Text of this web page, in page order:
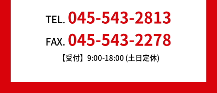
TEL. 045-543-2813
FAX. 045-543-2278
【受付】9:00-18:00 (土日定休)